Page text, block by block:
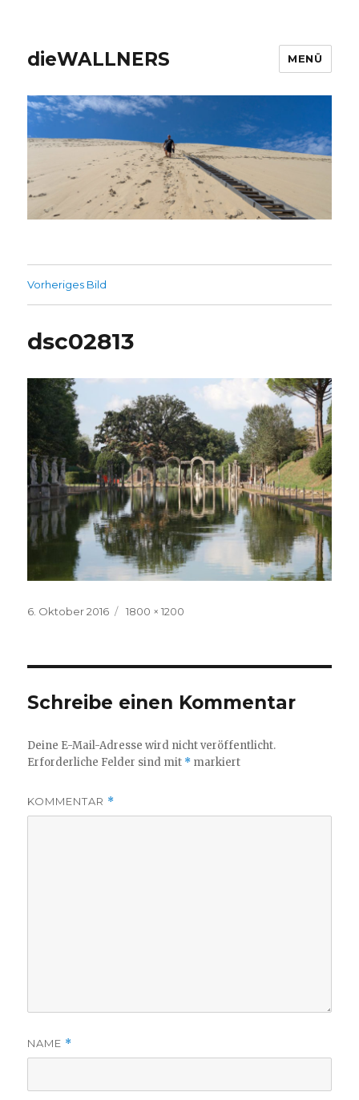
dieWALLNERS MENÜ
Vorheriges Bild
dsc02813
Veröffentlicht
6. Oktober 2016
Volle
1800 × 1200
Schreibe einen Kommentar
Deine E-Mail-Adresse wird nicht veröffentlicht.
Erforderliche Felder sind mit * markiert
KOMMENTAR *
NAME *